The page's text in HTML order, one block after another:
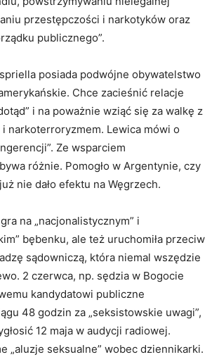
przestępczości i narkotyków oraz
publicznego”.
posiada podwójne obywatelstwo
Chce zacieśnić relacje
i na poważnie wziąć się za walkę z
narkoterroryzmem. Lewica mówi o
Ze wsparciem
różnie. Pomogło w Argentynie, czy
nie dało efektu na Węgrzech.
na „nacjonalistycznym” i
bębenku, ale też uruchomiła przeciw
sądowniczą, która niemal wszędzie
2 czerwca, np. sędzia w Bogocie
kandydatowi publiczne
48 godzin za „seksistowskie uwagi”,
12 maja w audycji radiowej.
„aluzje seksualne” wobec dziennikarki.